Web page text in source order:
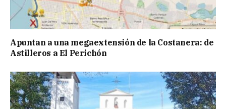
Apuntan a una megaextensión de la Costanera: de
Astilleros a El Perichón